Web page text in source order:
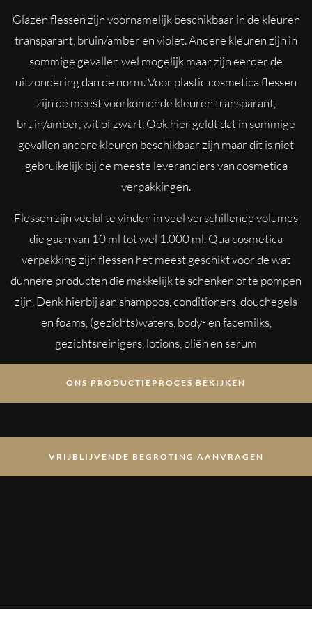
Glazen flessen zijn voornamelijk beschikbaar in de kleuren
transparant, bruin/amber en violet. Andere kleuren zijn in
sommige gevallen wel mogelijk maar zijn eerder de
uitzondering dan de norm. Voor plastic cosmetica flessen
zijn de meest voorkomende kleuren transparant,
bruin/amber, wit of zwart. Ook hier geldt dat in sommige
gevallen andere kleuren beschikbaar zijn maar dit is niet
gebruikelijk bij de meeste leveranciers van cosmetica
verpakkingen.
Flessen zijn veelal te vinden in veel verschillende volumes
die gaan van 10 ml tot wel 1.000 ml. Qua cosmetica
verpakking zijn flessen het meest geschikt voor de wat
dunnere producten die makkelijk te schenken of te pompen
zijn. Denk hierbij aan shampoos, conditioners, douchegels
en foams, (gezichts)waters, body- en facemilks,
gezichtsreinigers, lotions, oliën en serum
ONS PRODUCTIEPROCES BEKIJKEN
VRIJBLIJVENDE BEGROTING AANVRAGEN